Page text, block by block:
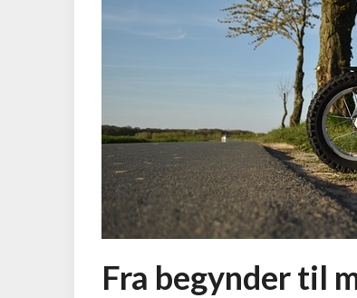
Fra begynder til